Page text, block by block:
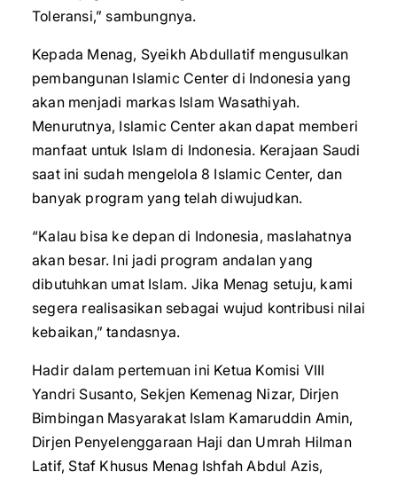
Toleransi,” sambungnya.
Kepada Menag, Syeikh Abdullatif mengusulkan
pembangunan Islamic Center di Indonesia yang
akan menjadi markas Islam Wasathiyah.
Menurutnya, Islamic Center akan dapat memberi
manfaat untuk Islam di Indonesia. Kerajaan Saudi
saat ini sudah mengelola 8 Islamic Center, dan
banyak program yang telah diwujudkan.
“Kalau bisa ke depan di Indonesia, maslahatnya
akan besar. Ini jadi program andalan yang
dibutuhkan umat Islam. Jika Menag setuju, kami
segera realisasikan sebagai wujud kontribusi nilai
kebaikan,” tandasnya.
Hadir dalam pertemuan ini Ketua Komisi VIII
Yandri Susanto, Sekjen Kemenag Nizar, Dirjen
Bimbingan Masyarakat Islam Kamaruddin Amin,
Dirjen Penyelenggaraan Haji dan Umrah Hilman
Latif, Staf Khusus Menag Ishfah Abdul Azis,